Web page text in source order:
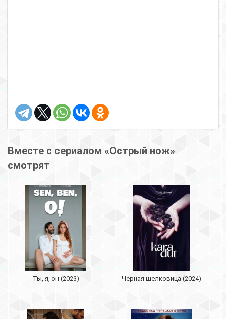
Вместе с сериалом «Острый нож»
смотрят
Ты, я, он (2023) Черная шелковица (2024)